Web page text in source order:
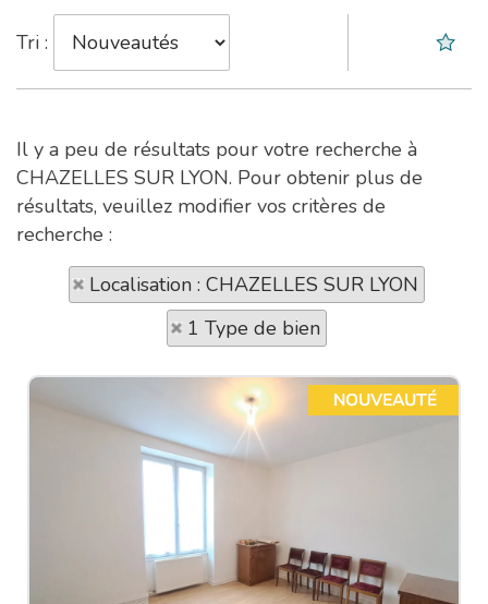
Tri :
Il y a peu de résultats pour votre recherche à
CHAZELLES SUR LYON. Pour obtenir plus de
résultats, veuillez modifier vos critères de
recherche :
Localisation : CHAZELLES SUR LYON
1 Type de bien